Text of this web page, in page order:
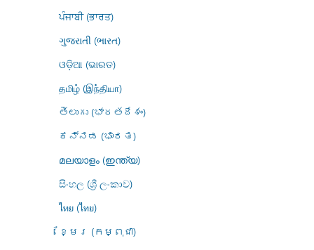
ਪੰਜਾਬੀ (ਭਾਰਤ)
ગુજરાતી (ભારત)
ଓଡ଼ିଆ (ଭାରତ)
தமிழ் (இந்தியா)
తెలుగు (భారతదేశం)
ಕನ್ನಡ (ಭಾರತ)
മലയാളം (ഇന്ത്യ)
සිංහල (ශ්‍රී ලංකාව)
ไทย (ไทย)
ខ្មែរ (កម្ពុជា)